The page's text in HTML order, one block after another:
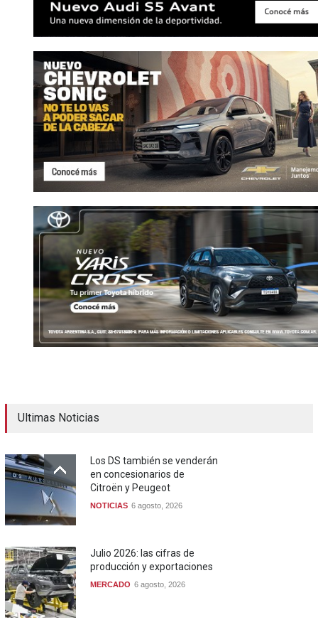
Ultimas Noticias
Los DS también se venderán
en concesionarios de
Citroën y Peugeot
NOTICIAS 6 agosto, 2026
Julio 2026: las cifras de
producción y exportaciones
MERCADO 6 agosto, 2026